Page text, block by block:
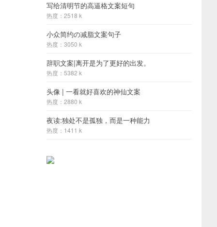
写给清明节的高逼格文案短句
热度：2518 k
小众简约の减脂文案句子
热度：3050 k
辞职文案|离开是为了更好的出发。
热度：5382 k
头像 | 一看就好喜欢的神仙文案
热度：2880 k
夜读:独处不是孤独，而是一种能力
热度：1411 k